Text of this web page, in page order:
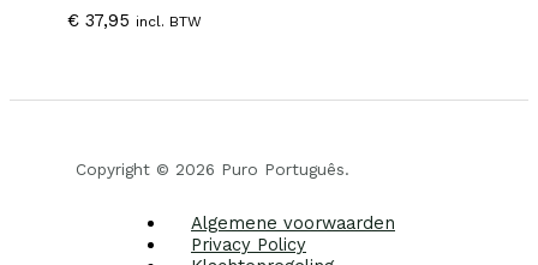
€37,95 incl. BTW
Copyright © 2026 Puro Português.
Algemene voorwaarden
Privacy Policy